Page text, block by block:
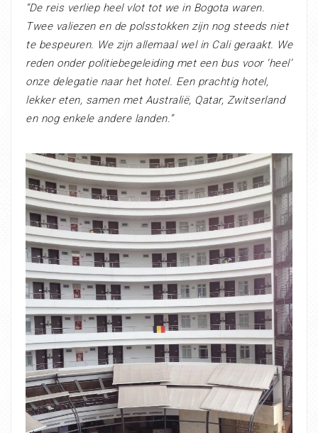
“De reis verliep heel vlot tot we in Bogota waren.
Twee valiezen en de polsstokken zijn nog steeds niet
te bespeuren. We zijn allemaal wel in Cali geraakt. We
reden onder politiebegeleiding met een bus voor ‘heel’
onze delegatie naar het hotel. Een prachtig hotel,
lekker eten, samen met Australië, Qatar, Zwitserland
en nog enkele andere landen.”